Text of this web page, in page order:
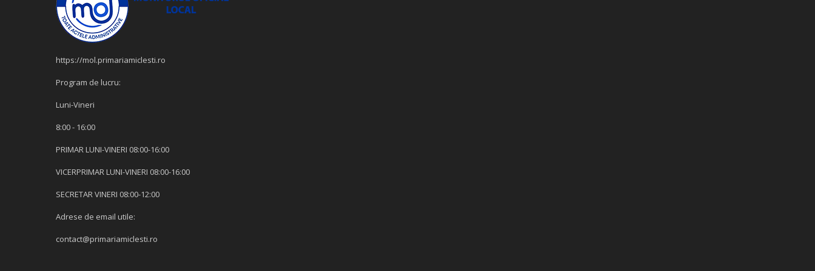
https://mol.primariamiclesti.ro
Program de lucru:
Luni-Vineri
8:00 - 16:00
PRIMAR LUNI-VINERI 08:00-16:00
VICERPRIMAR LUNI-VINERI 08:00-16:00
SECRETAR VINERI 08:00-12:00
Adrese de email utile:
contact@primariamiclesti.ro